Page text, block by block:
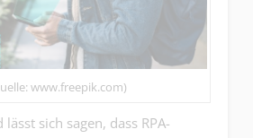
www.freepik.com)
sich sagen, dass RPA-